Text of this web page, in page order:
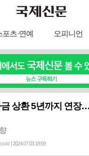
포츠·연예 오피니언
상환 5년까지 연장
| 2024.07.03 18:59